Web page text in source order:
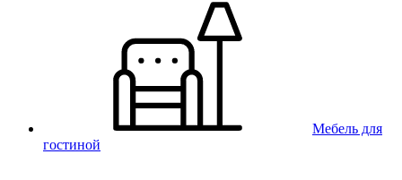
Мебель для
гостиной